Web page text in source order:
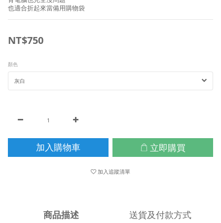
也適合折起來當備用購物袋
NT$750
顏色
加入購物車 立即購買
加入追蹤清單
商品描述 送貨及付款方式